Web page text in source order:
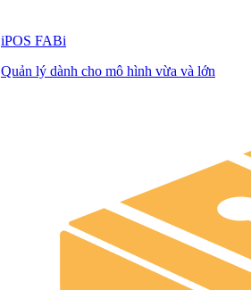
iPOS FABi
Quản lý dành cho mô hình vừa và lớn